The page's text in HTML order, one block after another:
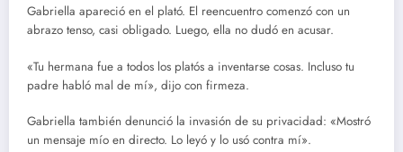
Gabriella apareció en el plató. El reencuentro comenzó con un
abrazo tenso, casi obligado. Luego, ella no dudó en acusar.
«Tu hermana fue a todos los platós a inventarse cosas. Incluso tu
padre habló mal de mí», dijo con firmeza.
Gabriella también denunció la invasión de su privacidad: «Mostró
un mensaje mío en directo. Lo leyó y lo usó contra mí».